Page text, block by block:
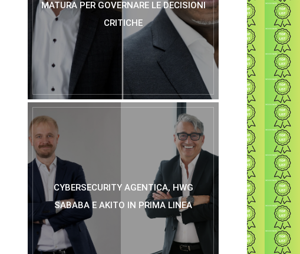
MATURA PER GOVERNARE LE DECISIONI
CRITICHE
CYBERSECURITY AGENTICA, HWG
SABABA E AKITO IN PRIMA LINEA